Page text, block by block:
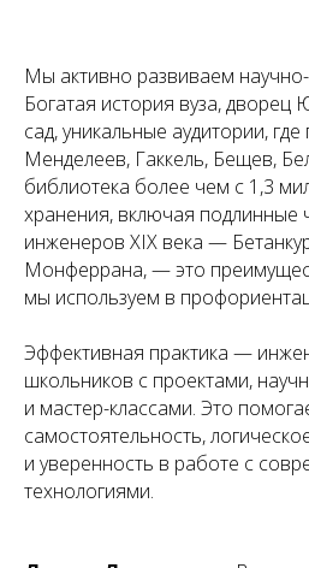
Мы активно развиваем
Богатая история вуза,
сад, уникальные аудитории,
Менделеев, Гаккель, Бещев,
библиотека более чем с 1,3
хранения, включая подлинные
инженеров XIX века —
Монферрана, — это
мы используем в
Эффективная практика —
школьников с проектами,
и мастер-классами. Это
самостоятельность,
и уверенность в работе с
технологиями.